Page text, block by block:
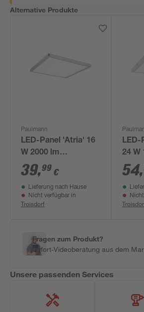
Alternative Produkte
Paulmann
LED-Panel 'Atria' 16
W 2000 lm
warmweiß 29,3 x 2,8
x 29,3 cm
39,99 €
Lieferung nach Hause
Nicht verfügbar in
Troisdorf
LED-
24 W
30 cm
54,
Fragen zum Produkt?
Sofort-Videoberatung aus dem
Unsere passenden Services